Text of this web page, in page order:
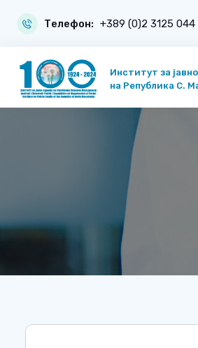
Телефон: +389 (0)2 3125 044
Институт за
на Република С.